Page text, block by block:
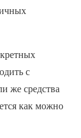
с
же средства
как можно